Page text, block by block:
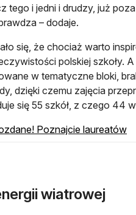
tego i jedni i drudzy, już
– dodaje.
się, że chociaż warto
polskiej szkoły.
w tematyczne bloki,
dzięki czemu zajęcia
się 55 szkół, z czego 44
Poznajcie laureatów
wiatrowej